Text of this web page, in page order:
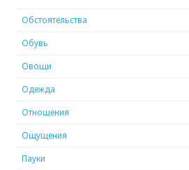
Обстоятельства
Обувь
Овощи
Одежда
Отношения
Ощущения
Пауки